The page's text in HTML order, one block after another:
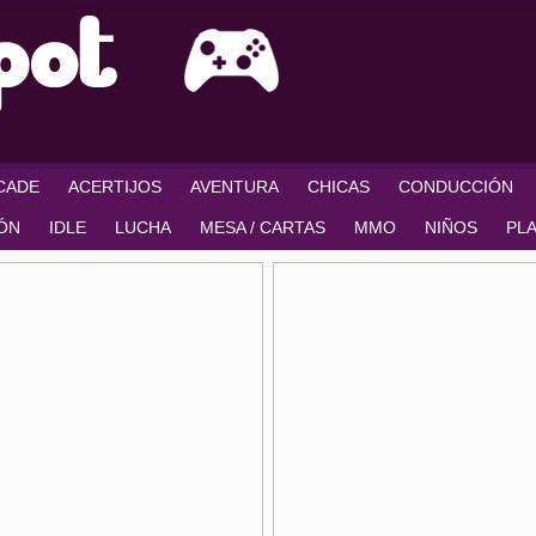
ACERTIJOS AVENTURA CHICAS CONDUCCIÓN
IDLE LUCHA MESA / CARTAS MMO NIÑOS